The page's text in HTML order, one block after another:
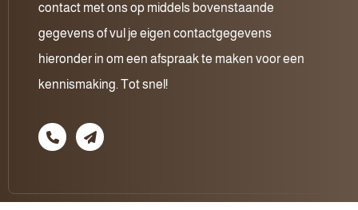
contact met ons op middels bovenstaande
gegevens of vul je eigen contactgegevens
hieronder in om een afspraak te maken voor een
kennismaking. Tot snel!